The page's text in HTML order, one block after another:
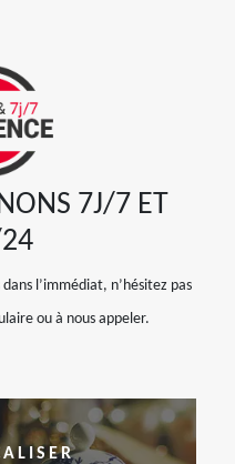
7J/7 ET
l’immédiat, n’hésitez pas
ou à nous appeler.